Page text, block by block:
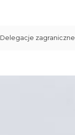
Delegacje zagraniczne